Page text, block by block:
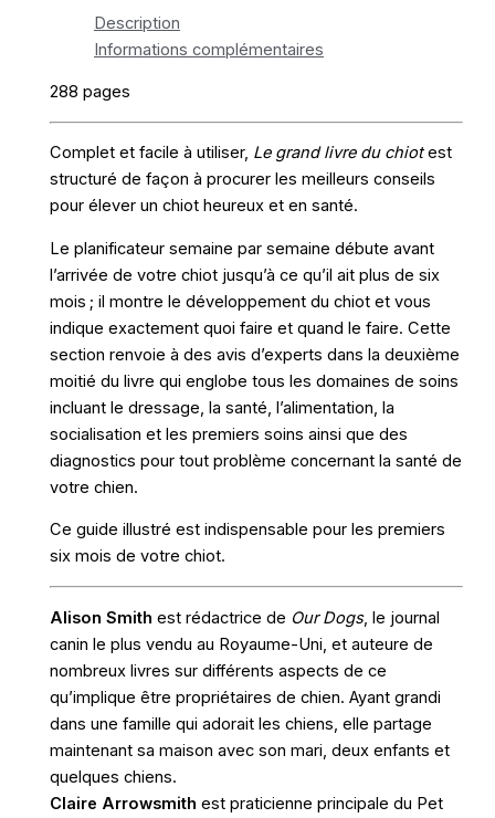
Description
Informations complémentaires
288 pages
Complet et facile à utiliser, Le grand livre du chiotest
structuré de façon à procurer les meilleurs conseils
pour élever un chiot heureux et en santé.
Le planificateur semaine par semaine débute avant
l’arrivée de votre chiot jusqu’à ce qu’il ait plus de six
mois ; il montre le développement du chiot et vous
indique exactement quoi faire et quand le faire. Cette
section renvoie à des avis d’experts dans la deuxième
moitié du livre qui englobe tous les domaines de soins
incluant le dressage, la santé, l’alimentation, la
socialisation et les premiers soins ainsi que des
diagnostics pour tout problème concernant la santé de
votre chien.
Ce guide illustré est indispensable pour les premiers
six mois de votre chiot.
Alison Smith est rédactrice de Our Dogs, le journal
canin le plus vendu au Royaume-Uni, et auteure de
nombreux livres sur différents aspects de ce
qu’implique être propriétaires de chien. Ayant grandi
dans une famille qui adorait les chiens, elle partage
maintenant sa maison avec son mari, deux enfants et
quelques chiens.
Claire Arrowsmith est praticienne principale du Pet